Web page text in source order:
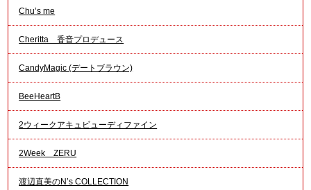
Chu’s me
Cheritta 香音プロデュース
CandyMagic (デートブラウン)
BeeHeartB
2ウィークアキュビューディファイン
2Week ZERU
渡辺直美のN’s COLLECTION